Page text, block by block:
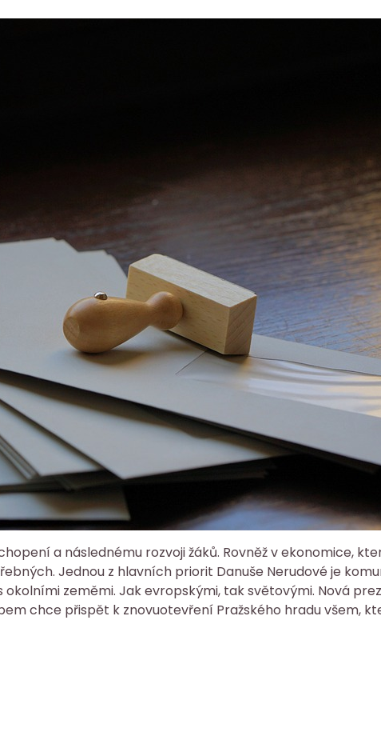
a následnému rozvoji žáků. Rovněž v ekonomice,
Jednou z hlavních priorit Danuše Nerudové je
zeměmi. Jak evropskými, tak světovými. Nová
chce přispět k znovuotevření Pražského hradu všem,